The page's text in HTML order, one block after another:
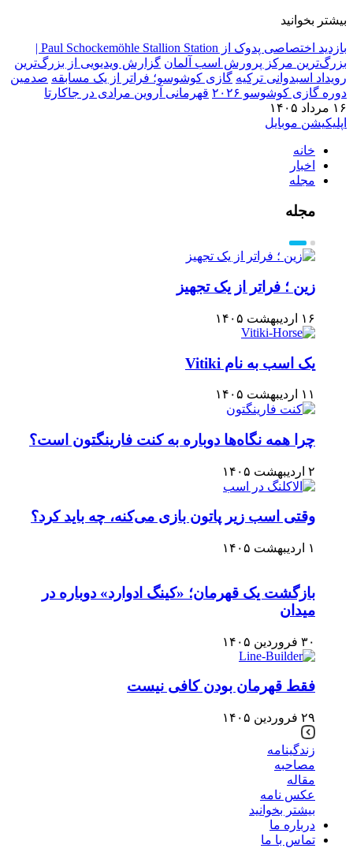
بیشتر بخوانید
بازدید اختصاصی پدوک از Paul Schockemöhle Stallion Station |
بزرگ‌ترین مرکز پرورش اسب آلمان گزارش ویدیویی از بزرگ‌ترین
رویداد اسبدوانی ترکیه گازی کوشوسو؛ فراتر از یک مسابقه صدمین
دوره گازی کوشوسو ۲۰۲۶
قهرمانی آروین مرادی در جاکارتا
۱۶ مرداد ۱۴۰۵
اپلیکیشن موبایل
خانه
اخبار
مجله
مجله
زین ؛ فراتر از یک تجهیز
۱۶ اردیبهشت ۱۴۰۵
یک اسب به نام Vitiki
۱۱ اردیبهشت ۱۴۰۵
چرا همه نگاه‌ها دوباره به کنت فارینگتون است؟
۲ اردیبهشت ۱۴۰۵
وقتی اسب زیر پاتون بازی می‌کنه، چه باید کرد؟
۱ اردیبهشت ۱۴۰۵
بازگشت یک قهرمان؛ «کینگ ادوارد» دوباره در
میدان
۳۰ فروردین ۱۴۰۵
فقط قهرمان بودن کافی نیست
۲۹ فروردین ۱۴۰۵
زندگینامه
مصاحبه
مقاله
عکس نامه
بیشتر بخوانید
درباره ما
تماس با ما